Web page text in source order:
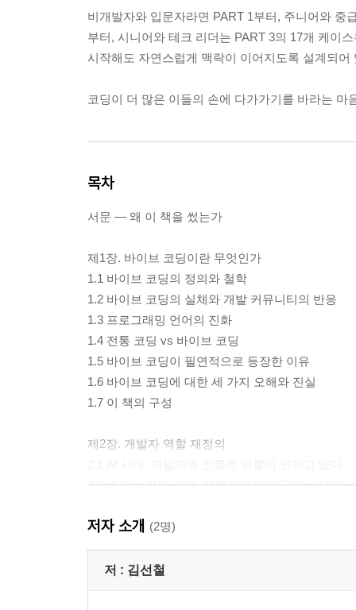
비개발자와 입문자라면 PART 1부터, 주니어와 중
부터, 시니어와 테크 리더는 PART 3의 17개 케이
시작해도 자연스럽게 맥락이 이어지도록 설계되어
코딩이 더 많은 이들의 손에 다가가기를 바라는 마
목차
서문 — 왜 이 책을 썼는가
제1장. 바이브 코딩이란 무엇인가
1.1 바이브 코딩의 정의와 철학
1.2 바이브 코딩의 실체와 개발 커뮤니티의 반응
1.3 프로그래밍 언어의 진화
1.4 전통 코딩 vs 바이브 코딩
1.5 바이브 코딩이 필연적으로 등장한 이유
1.6 바이브 코딩에 대한 세 가지 오해와 진실
1.7 이 책의 구성
제2장. 개발자 역할 재정의
2.2 바이브 코딩 시대, 개발자에게 요구되는 4가지
제3장. 컨텍스트 엔지니어링
3.1 프롬프트 엔지니어링의 개념과 한계
3.2 컨텍스트 엔지니어링의 의미
저자 소개 (2명)
저 : 김선철